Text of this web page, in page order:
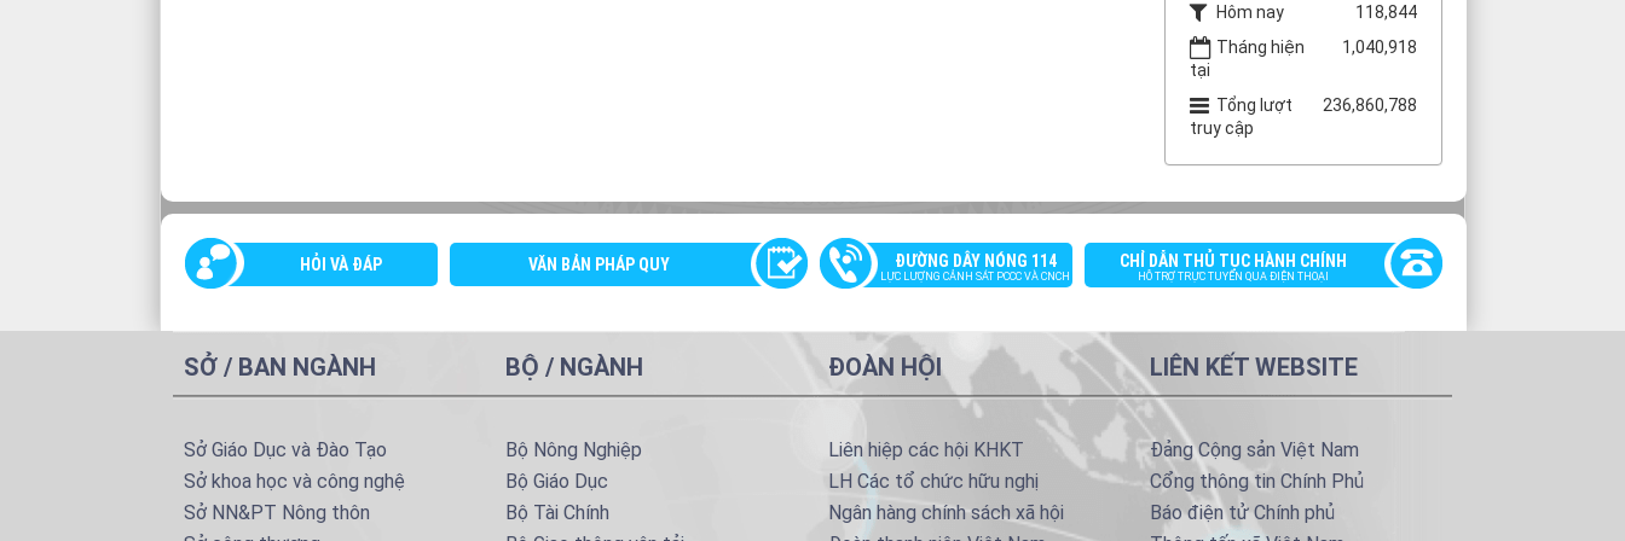
Hôm nay
118,844
Tháng hiện
tại
1,040,918
Tổng lượt
truy cập
236,860,788
HỎI VÀ ĐÁP VĂN BẢN PHÁP QUY ĐƯỜNG DÂY NÓNG 114
LỰC LƯỢNG CẢNH SÁT PCCC VÀ CNCH
CHỈ DẪN THỦ TỤC HÀNH CHÍNH
HỖ TRỢ TRỰC TUYẾN QUA ĐIỆN THOẠI
SỞ / BAN NGÀNH
Sở Giáo Dục và Đào Tạo
Sở khoa học và công nghệ
Sở NN&PT Nông thôn
BỘ / NGÀNH
Bộ Nông Nghiệp
Bộ Giáo Dục
Bộ Tài Chính
ĐOÀN HỘI
Liên hiệp các hội KHKT
LH Các tổ chức hữu nghị
Ngân hàng chính sách xã hội
LIÊN KẾT WEBSITE
Đảng Cộng sản Việt Nam
Cổng thông tin Chính Phủ
Báo điện tử Chính phủ